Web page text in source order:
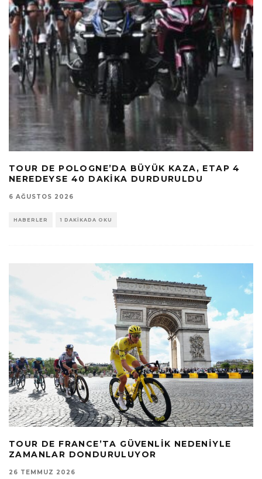
TOUR DE POLOGNE’DA BÜYÜK KAZA, ETAP 4
NEREDEYSE 40 DAKIKA DURDURULDU
6 AĞUSTOS 2026
HABERLER 1 DAKIKADA OKU
TOUR DE FRANCE’TA GÜVENLIK NEDENIYLE
ZAMANLAR DONDURULUYOR
26 TEMMUZ 2026